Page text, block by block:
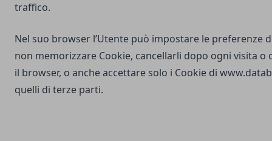
traffico.
Nel suo browser l’Utente può impostare le preferenze
non memorizzare Cookie, cancellarli dopo ogni visita o
il browser, o anche accettare solo i Cookie di
quelli di terze parti.